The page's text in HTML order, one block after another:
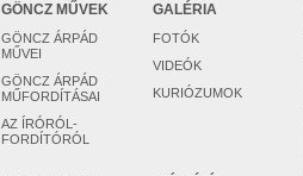
GÖNCZ MŰVEK
GÖNCZ ÁRPÁD
MŰVEI
GÖNCZ ÁRPÁD
MŰFORDÍTÁSAI
AZ ÍRÓRÓL-
FORDÍTÓRÓL
GALÉRIA
FOTÓK
VIDEÓK
KURIÓZUMOK